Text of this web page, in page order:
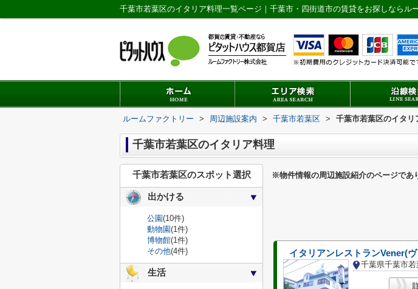
千葉市若葉区のイタリア料理一覧ページ｜千葉市・四街道市の賃貸をお探しならル
ルームファクトリー > 周辺施設案内 > 千葉市若葉区 > 千葉市若葉区のイタリ
千葉市若葉区のイタリア料理
※物件情報の周辺施設紹介のページであ
イタリアンレストランVener(
千葉県千葉市若
千葉市若葉区のスポット選択
出かける
公園(10件)
動物園(1件)
博物館(1件)
その他(4件)
生活